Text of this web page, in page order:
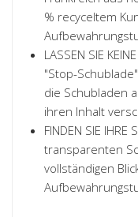
% recyceltem
LASSEN SIE
"Stop-
die Schubladen
ihren Inhalt
FINDEN SIE IHRE
transparenten
vollständigen